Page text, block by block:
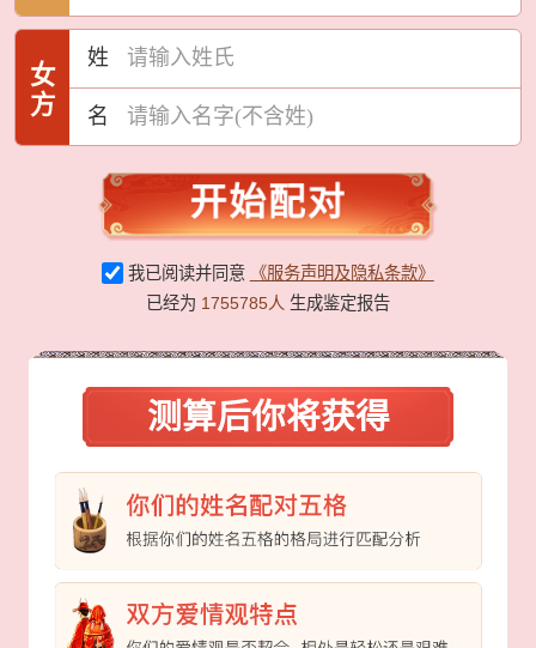
姓
名
开始配对
我已阅读并同意
《服务声明及隐私条款》
已经为 1755785人 生成鉴定报告
测算后你将获得